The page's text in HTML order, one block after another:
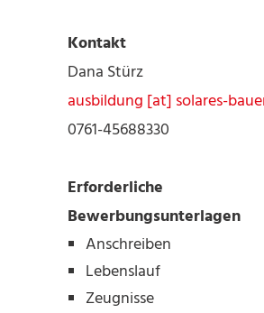
Kontakt
Dana Stürz
ausbildung [at] solares-
0761-45688330
Erforderliche
Bewerbungsunterlagen
Anschreiben
Lebenslauf
Zeugnisse